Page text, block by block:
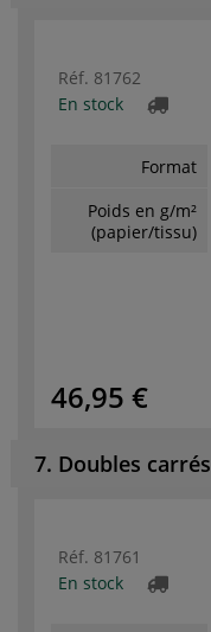
Réf. 81762
En stock
Format
Poids en g/m²
(papier/tissu)
46,95 €
7. Doubles carrés
Réf. 81761
En stock